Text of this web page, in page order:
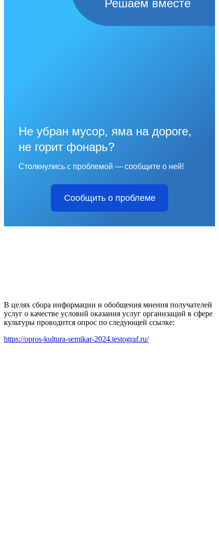
Решаем вместе
Не убран мусор, яма на дороге,
не горит фонарь?
Столкнулись с проблемой — сообщите о ней!
Сообщить о проблеме
В целях сбора информации и обобщения мнения получателей
услуг о качестве условий оказания услуг организаций в сфере
культуры проводится опрос по следующей ссылке:
https://opros-kultura-semikar-2024.testograf.ru/